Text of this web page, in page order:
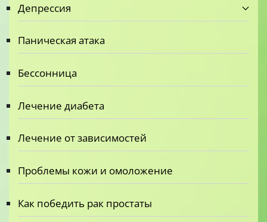
Депрессия
Паническая атака
Бессонница
Лечение диабета
Лечение от зависимостей
Проблемы кожи и омоложение
Как победить рак простаты